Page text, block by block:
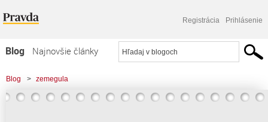
Registrácia Prihlásenie
Blog
Najnovšie články
Najčítanejšie články
Najkomentovanejšie články
Blog > zemegula
> SME NÁROD malých "ZBOJNÍKOV" a mediálnych šamanov...